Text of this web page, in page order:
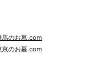
馬のお墓.com
京のお墓.com